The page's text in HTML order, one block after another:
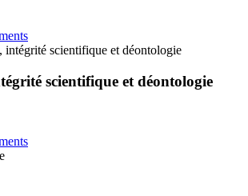
intégrité scientifique et déontologie
scientifique et déontologie